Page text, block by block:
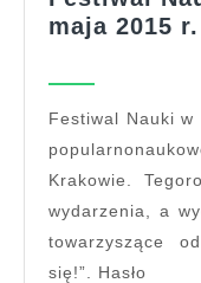
maja 2015 r.
Festiwal Nauki w Krakowie to prestiżowe wydarzenie
Krakowie.
wydarzenia, a
towarzyszące
się!”. Hasło